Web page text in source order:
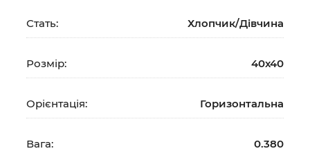
Стать: Хлопчик/Дiвчина
Розмір: 40х40
Орієнтація: Горизонтальна
Вага: 0.380